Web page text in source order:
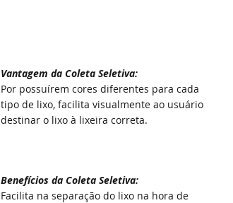
Vantagem da Coleta Seletiva:
Por possuírem cores diferentes para cada
tipo de lixo, facilita visualmente ao usuário
destinar o lixo à lixeira correta.
Benefícios da Coleta Seletiva:
Facilita na separação do lixo na hora de